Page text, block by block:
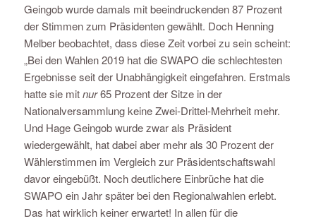
Geingob wurde damals mit beeindruckenden 87 Prozent
der Stimmen zum Präsidenten gewählt. Doch Henning
Melber beobachtet, dass diese Zeit vorbei zu sein scheint:
„Bei den Wahlen 2019 hat die SWAPO die schlechtesten
Ergebnisse seit der Unabhängigkeit eingefahren. Erstmals
hatte sie mitnur65 Prozent der Sitze in der
Nationalversammlung keine Zwei-Drittel-Mehrheit mehr.
Und Hage Geingob wurde zwar als Präsident
wiedergewählt, hat dabei aber mehr als 30 Prozent der
Wählerstimmen im Vergleich zur Präsidentschaftswahl
davor eingebüßt. Noch deutlichere Einbrüche hat die
SWAPO ein Jahr später bei den Regionalwahlen erlebt.
Das hat wirklich keiner erwartet! In allen für die